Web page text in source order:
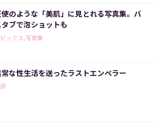
のような「美肌」に見とれる写真集。バ
タブで泡ショットも
ックス,写真集
な性生活を送ったラストエンペラー